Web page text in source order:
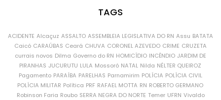
TAGS
ACIDENTE Alcaçuz ASSALTO ASSEMBLEIA LEGISLATIVA DO RN Assu BATATA
Caicó CARAÚBAS Ceará CHUVA CORONEL AZEVEDO CRIME CRUZETA
currais novos Dilma Governo do RN HOMICÍDIO INCÊNDIO JARDIM DE
PIRANHAS JUCURUTU LULA Mossoró NATAL Nilda NÉLTER QUEIROZ
Pagamento PARAÍBA PARELHAS Parnamirim POLÍCIA POLÍCIA CIVIL
POLÍCIA MILITAR Política PRF RAFAEL MOTTA RN ROBERTO GERMANO
Robinson Faria Roubo SERRA NEGRA DO NORTE Temer UFRN Vivaldo